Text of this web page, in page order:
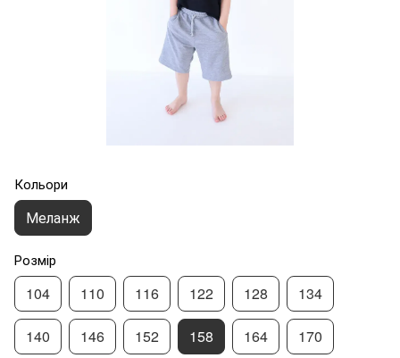
Кольори
Меланж
Розмір
104 110 116 122 128 134
140 146 152 158 164 170